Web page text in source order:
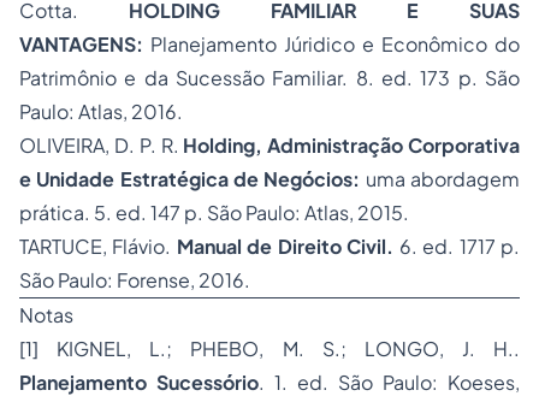
Cotta. HOLDING FAMILIAR E SUAS
VANTAGENS: Planejamento Júridico e Econômico do
Patrimônio e da Sucessão Familiar. 8. ed. 173 p. São
Paulo: Atlas, 2016.
OLIVEIRA, D. P. R. Holding, Administração Corporativa
e Unidade Estratégica de Negócios: uma abordagem
prática. 5. ed. 147 p. São Paulo: Atlas, 2015.
TARTUCE, Flávio. Manual de Direito Civil. 6. ed. 1717 p.
São Paulo: Forense, 2016.
Notas
[1] KIGNEL, L.; PHEBO, M. S.; LONGO, J. H..
Planejamento Sucessório. 1. ed. São Paulo: Koeses,